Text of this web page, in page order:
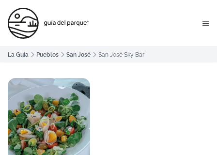
La Guía Pueblos San José San José Sky Bar